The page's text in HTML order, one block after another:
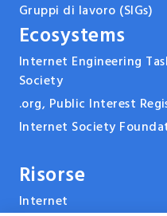
Gruppi di lavoro (SIGs)
Ecosystems
Internet Engineering
Society
.org, Public Interest
Internet Society
Risorse
Internet